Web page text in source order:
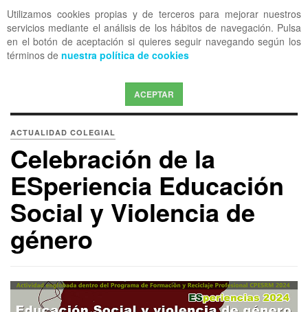
Utilizamos cookies propias y de terceros para mejorar nuestros
servicios mediante el análisis de los hábitos de navegación. Pulsa
en el botón de aceptación si quieres seguir navegando según los
términos de nuestra política de cookies
ACEPTAR
OFF CANVAS
ACTUALIDAD COLEGIAL
Celebración de la
ESperiencia Educación
Social y Violencia de
género